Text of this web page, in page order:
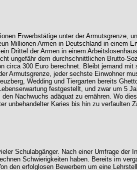
Erwerbstätige unter der Armutsgrenze,
Millionen Armen in Deutschland in einem
Drittel der Armen in einem
ungefähr dem durchschnittlichen Brutto-
300 Euro berechnet. Bleibt jemand
Armutsgrenze, jeder sechste Einwohner
Wedding und Tiergarten bereits
festgestellt, und zwar um 5
Nachwuchs adäquat zu ernähren. Wo
Karies bis hin zu verfaulten
Schulabgänger. Nach einer Umfrage der
Schwierigkeiten haben. Bereits im
den erfolglosen Bewerbern um eine